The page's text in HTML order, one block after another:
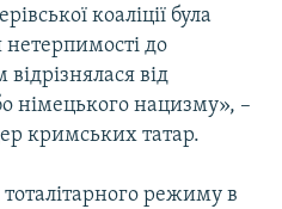
коаліції була
нетерпимості до
від
німецького нацизму», –
кримських татар.
режиму в